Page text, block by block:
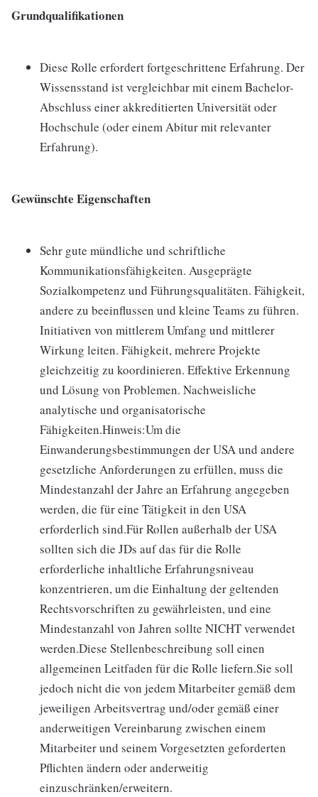
Grundqualifikationen
Diese Rolle erfordert fortgeschrittene Erfahrung. Der
Wissensstand ist vergleichbar mit einem Bachelor-
Abschluss einer akkreditierten Universität oder
Hochschule (oder einem Abitur mit relevanter
Erfahrung).
Gewünschte Eigenschaften
Sehr gute mündliche und schriftliche
Kommunikationsfähigkeiten. Ausgeprägte
Sozialkompetenz und Führungsqualitäten. Fähigkeit,
andere zu beeinflussen und kleine Teams zu führen.
Initiativen von mittlerem Umfang und mittlerer
Wirkung leiten. Fähigkeit, mehrere Projekte
gleichzeitig zu koordinieren. Effektive Erkennung
und Lösung von Problemen. Nachweisliche
analytische und organisatorische
Fähigkeiten.Hinweis:Um die
Einwanderungsbestimmungen der USA und andere
gesetzliche Anforderungen zu erfüllen, muss die
Mindestanzahl der Jahre an Erfahrung angegeben
werden, die für eine Tätigkeit in den USA
erforderlich sind.Für Rollen außerhalb der USA
sollten sich die JDs auf das für die Rolle
erforderliche inhaltliche Erfahrungsniveau
konzentrieren, um die Einhaltung der geltenden
Rechtsvorschriften zu gewährleisten, und eine
Mindestanzahl von Jahren sollte NICHT verwendet
werden.Diese Stellenbeschreibung soll einen
allgemeinen Leitfaden für die Rolle liefern.Sie soll
jedoch nicht die von jedem Mitarbeiter gemäß dem
jeweiligen Arbeitsvertrag und/oder gemäß einer
anderweitigen Vereinbarung zwischen einem
Mitarbeiter und seinem Vorgesetzten geforderten
Pflichten ändern oder anderweitig
einzuschränken/erweitern.